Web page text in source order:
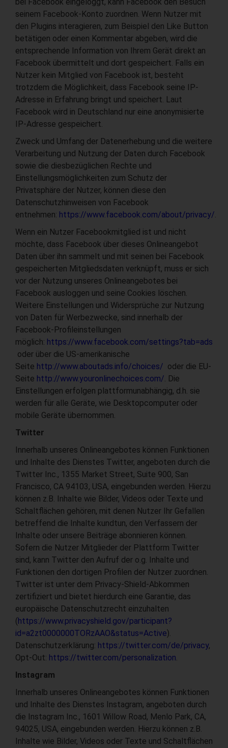
seinem Facebook-Konto zuordnen. Wenn Nutzer mit
den Plugins interagieren, zum Beispiel den Like Button
betätigen oder einen Kommentar abgeben, wird die
entsprechende Information von Ihrem Gerät direkt an
Facebook übermittelt und dort gespeichert. Falls ein
Nutzer kein Mitglied von Facebook ist, besteht
trotzdem die Möglichkeit, dass Facebook seine IP-
Adresse in Erfahrung bringt und speichert. Laut
Facebook wird in Deutschland nur eine anonymisierte
IP-Adresse gespeichert.
Zweck und Umfang der Datenerhebung und die weitere
Verarbeitung und Nutzung der Daten durch Facebook
sowie die diesbezüglichen Rechte und
Einstellungsmöglichkeiten zum Schutz der
Privatsphäre der Nutzer, können diese den
Datenschutzhinweisen von Facebook
entnehmen: https://www.facebook.com/about/privacy/.
Wenn ein Nutzer Facebookmitglied ist und nicht
möchte, dass Facebook über dieses Onlineangebot
Daten über ihn sammelt und mit seinen bei Facebook
gespeicherten Mitgliedsdaten verknüpft, muss er sich
vor der Nutzung unseres Onlineangebotes bei
Facebook ausloggen und seine Cookies löschen.
Weitere Einstellungen und Widersprüche zur Nutzung
von Daten für Werbezwecke, sind innerhalb der
Facebook-Profileinstellungen
möglich: https://www.facebook.com/settings?tab=ads
oder über die US-amerikanische
Seite http://www.aboutads.info/choices/ oder die EU-
Seite http://www.youronlinechoices.com/. Die
Einstellungen erfolgen plattformunabhängig, d.h. sie
werden für alle Geräte, wie Desktopcomputer oder
mobile Geräte übernommen.
Twitter
Innerhalb unseres Onlineangebotes können Funktionen
und Inhalte des Dienstes Twitter, angeboten durch die
Twitter Inc., 1355 Market Street, Suite 900, San
Francisco, CA 94103, USA, eingebunden werden. Hierzu
können z.B. Inhalte wie Bilder, Videos oder Texte und
Schaltflächen gehören, mit denen Nutzer Ihr Gefallen
betreffend die Inhalte kundtun, den Verfassern der
Inhalte oder unsere Beiträge abonnieren können.
Sofern die Nutzer Mitglieder der Plattform Twitter
sind, kann Twitter den Aufruf der o.g. Inhalte und
Funktionen den dortigen Profilen der Nutzer zuordnen.
Twitter ist unter dem Privacy-Shield-Abkommen
zertifiziert und bietet hierdurch eine Garantie, das
europäische Datenschutzrecht einzuhalten
(https://www.privacyshield.gov/participant?
id=a2zt0000000TORzAAO&status=Active).
Datenschutzerklärung: https://twitter.com/de/privacy,
Opt-Out: https://twitter.com/personalization.
Instagram
Innerhalb unseres Onlineangebotes können Funktionen
und Inhalte des Dienstes Instagram, angeboten durch
die Instagram Inc., 1601 Willow Road, Menlo Park, CA,
94025, USA, eingebunden werden. Hierzu können z.B.
Inhalte wie Bilder, Videos oder Texte und Schaltflächen